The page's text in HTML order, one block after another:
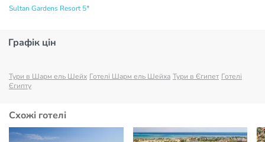
Sultan Gardens Resort 5*
Графік цін
Тури в Шарм ель Шейх Готелі Шарм ель Шейха Тури в Єгипет Готелі
Єгипту
Схожі готелі